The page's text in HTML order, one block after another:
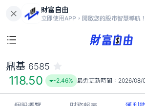
財富自由
立即使用APP，開啟您的股市智慧導航！
118.50
-2.46%
鼎基 6585
118.50 -2.46% 最近更新時間： 2026/08/